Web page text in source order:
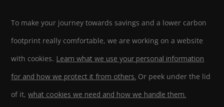
To make your journey towards savings and a lower carbon
footprint really comfortable, we are working on a website
with cookies. Learn what we use your personal information
for and how we protect it from others. Or peek under the lid
of it,what cookies we need and how we handle them.